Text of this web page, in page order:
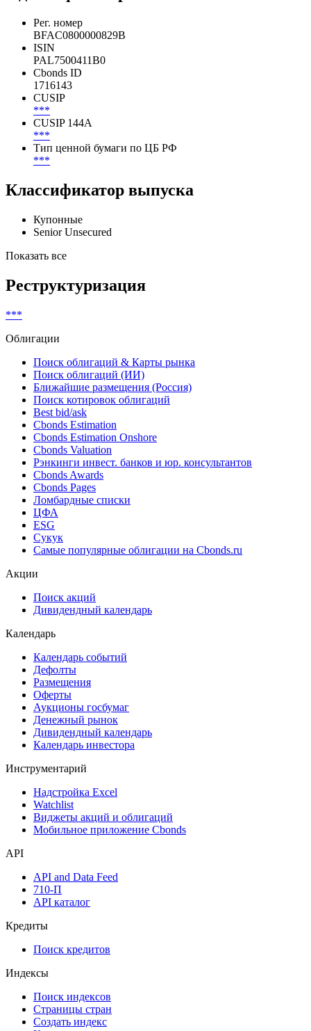
Идентификаторы
Рег. номер
BFAC0800000829B
ISIN
PAL7500411B0
Cbonds ID
1716143
CUSIP
***
Тип ценной бумаги по ЦБ РФ
Классификатор выпуска
Реструктуризация
Облигации
Поиск облигаций & Карты рынка
Поиск облигаций (ИИ)
Ближайшие размещения (Россия)
Поиск котировок облигаций
Best bid/ask
Cbonds Estimation
Cbonds Estimation Onshore
Cbonds Valuation
Рэнкинги инвест. банков и юр. консультантов
Cbonds Awards
Cbonds Pages
Ломбардные списки
ESG
Самые популярные облигации на Cbonds.ru
Дивидендный календарь
Календарь
Календарь событий
Дефолты
Размещения
Оферты
Аукционы госбумаг
Денежный рынок
Календарь инвестора
Инструментарий
Надстройка Excel
Мобильное приложение Cbonds
API
API and Data Feed
API каталог
Кредиты
Поиск кредитов
Индексы